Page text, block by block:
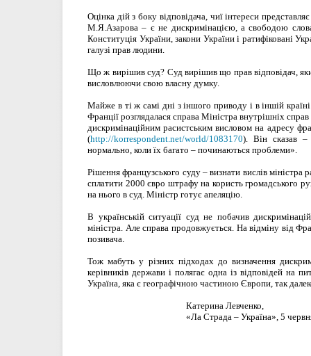
Оцінка дій з боку відповідача, чиї інтереси
М.Я.Азарова – є не дискримінацією, а свободою
Конституція України, закони України і ратифіковані
галузі прав людини.
Що ж вирішив суд? Суд вирішив що прав відповідач,
висловлюючи свою власну думку.
Майже в ті ж самі дні з іншого приводу і в іншій
Франції розглядалася справа Міністра внутрішніх
дискримінаційним расистським висловом на адресу
(http://korrespondent.net/world/1083170). Він сказав
нормально, коли їх багато – починаються проблеми».
Рішення французського суду – визнати вислів міністра
сплатити 2000 євро штрафу на користь громадського
на нього в суд. Міністр готує апеляцію.
В українській ситуації суд не побачив
міністра. Але справа продовжується. На відміну від
позивача.
Тож мабуть у різних підходах до визначення
керівників держави і полягає одна із відповідей на
Україна, яка є географічною частиною Європи, так
Катерина Левченко,
«Ла Страда – Україна», 5